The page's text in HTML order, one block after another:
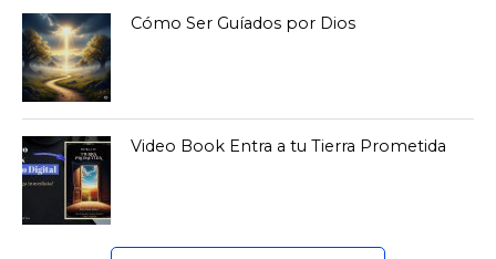
Cómo Ser Guíados por Dios
Video Book Entra a tu Tierra Prometida